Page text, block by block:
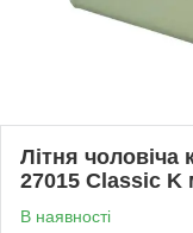
Літня чоловіча
27015 Classic K
В наявності